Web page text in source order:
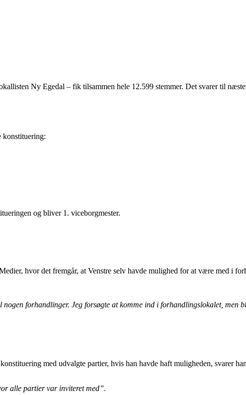
Ny Egedal – fik tilsammen hele 12.599 stemmer. Det svarer til
konstituering:
og bliver 1. viceborgmester.
hvor det fremgår, at Venstre selv havde mulighed for at være med i
forhandlinger. Jeg forsøgte at komme ind i forhandlingslokalet, men
med udvalgte partier, hvis han havde haft muligheden, svarer
alle partier var inviteret med”.